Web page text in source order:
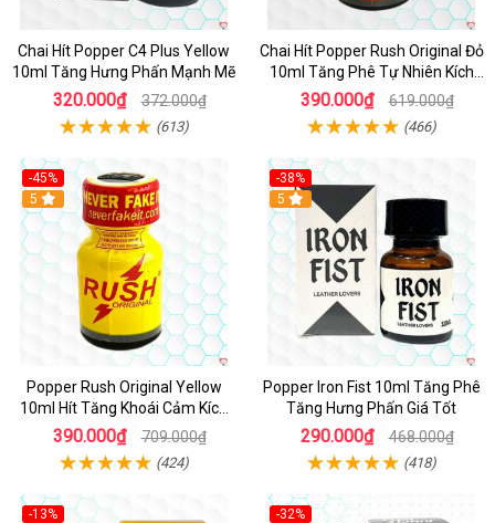
Chai Hít Popper C4 Plus Yellow
10ml Tăng Hưng Phấn Mạnh Mẽ
320.000₫ 372.000₫
(613)
Chai Hít Popper Rush Original Đỏ
10ml Tăng Phê Tự Nhiên Kích
Thích
390.000₫ 619.000₫
(466)
-45%
5
Popper Rush Original Yellow
10ml Hít Tăng Khoái Cảm Kích
Thích Mạnh
390.000₫ 709.000₫
(424)
-38%
5
Popper Iron Fist 10ml Tăng Phê
Tăng Hưng Phấn Giá Tốt
290.000₫ 468.000₫
(418)
-13%
-32%